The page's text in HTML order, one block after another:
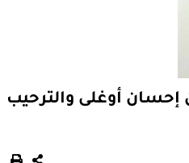
أوغلى والترحيب